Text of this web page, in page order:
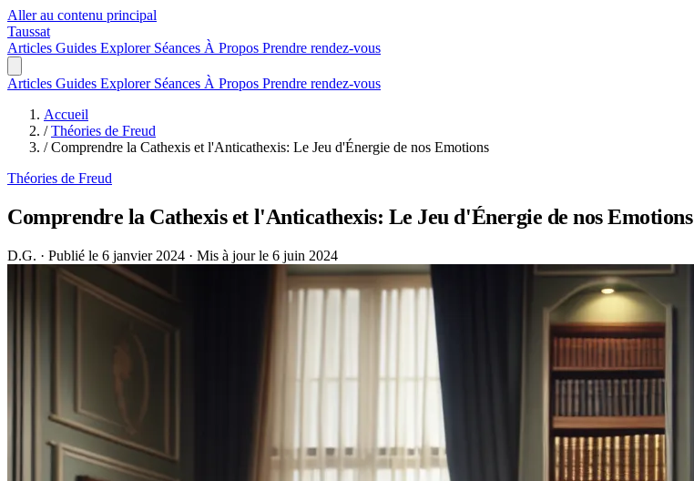
Aller au contenu principal
Taussat
Articles Guides Explorer Séances À Propos Prendre rendez-vous
Articles Guides Explorer Séances À Propos Prendre rendez-vous
Accueil
/ Théories de Freud
/ Comprendre la Cathexis et l'Anticathexis: Le Jeu d'Énergie de nos Emotions
Théories de Freud
Comprendre la Cathexis et l'Anticathexis: Le Jeu d'Énergie de nos Emotions
D.G. · Publié le 6 janvier 2024 · Mis à jour le 6 juin 2024